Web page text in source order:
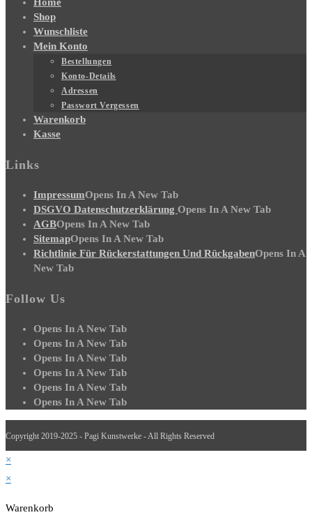
Shop
Wunschliste
Mein Konto
Bestellungen
Konto-Details
Adressen
Passwort Vergessen
Warenkorb
Kasse
Links
ImpressumOpens In A New Tab
DSGVO Datenschutzerklärung Opens In A New Tab
AGBOpens In A New Tab
SitemapOpens In A New Tab
Richtlinie Für Rückerstattungen Und RückgabenOpens In A
New Tab
Follow Us
Opens In A New Tab
Opens In A New Tab
Opens In A New Tab
Opens In A New Tab
Opens In A New Tab
Opens In A New Tab
Copyright 2019-2025 - Pagi Kunstwerke - All Rights Reserved
×
×
Warenkorb